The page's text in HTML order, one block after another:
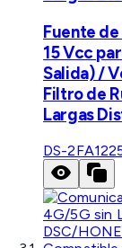
Fuente
15 Vcc
Salida) /
Filtro de
Largas
DS-